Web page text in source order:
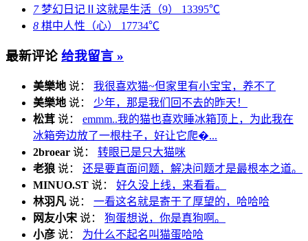
7梦幻日记Ⅱ这就是生活（9） 13395℃
8 棋中人性（心） 17734℃
最新评论 给我留言 »
美樂地 说： 我很喜欢猫~但家里有小宝宝，养不了
美樂地 说： 少年，那是我们回不去的昨天！
松茸 说： emmm..我的猫也喜欢睡冰箱顶上，为此我在
冰箱旁边放了一根柱子，好让它爬�...
2broear 说： 转眼已是只大猫咪
老狼 说： 还是要直面问题，解决问题才是最根本之道。
MINUO.ST 说： 好久没上线，来看看。
林羽凡 说： 一看这名就是寄于了厚望的，哈哈哈
网友小宋 说： 狗蛋想说，你是真狗啊。
小彦 说： 为什么不起名叫猫蛋哈哈